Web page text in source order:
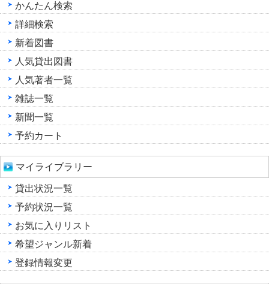
かんたん検索
詳細検索
新着図書
人気貸出図書
人気著者一覧
雑誌一覧
新聞一覧
予約カート
マイライブラリー
貸出状況一覧
予約状況一覧
お気に入りリスト
希望ジャンル新着
登録情報変更